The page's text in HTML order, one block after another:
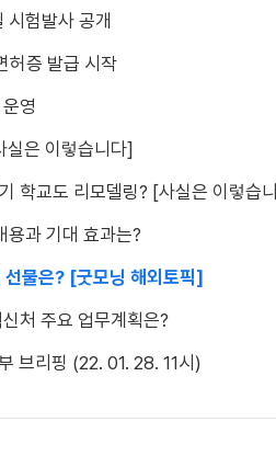
시험발사 공개
허증 발급 시작
영
실은 이렇습니다]
학교도 리모델링? [사실은 이렇습
용과 기대 효과는?
물은? [굿모닝 해외토픽]
처 주요 업무계획은?
브리핑 (22. 01. 28. 11시)